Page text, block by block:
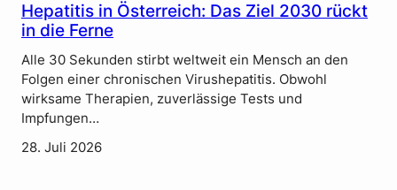
Hepatitis in Österreich: Das Ziel 2030 rückt
in die Ferne
Alle 30 Sekunden stirbt weltweit ein Mensch an den
Folgen einer chronischen Virushepatitis. Obwohl
wirksame Therapien, zuverlässige Tests und
Impfungen…
28. Juli 2026